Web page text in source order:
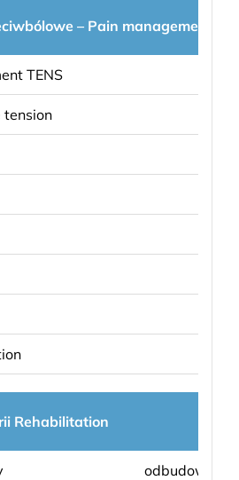
– Pain management
TENS
tension
Rehabilitation
odbudowa